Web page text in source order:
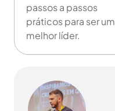
passos a passos
práticos para ser um
melhor líder.